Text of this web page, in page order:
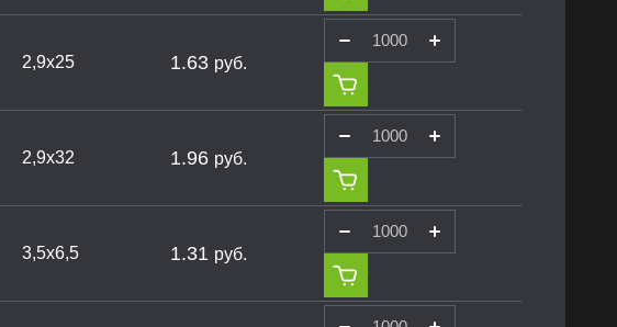
2,9х25 1.63 руб.
2,9х32 1.96 руб.
3,5х6,5 1.31 руб.